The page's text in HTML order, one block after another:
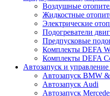
Воздушные
Жидкостные
Электрические
Подогреватели
Предпусковые
Комплекты DEFA
Комплекты DEFA
Автозапуск и управление
Автозапуск BMW
Автозапуск Audi
Автозапуск